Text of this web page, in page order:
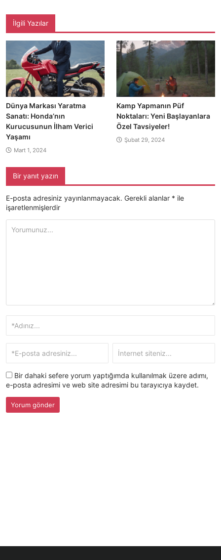
İlgili Yazılar
Dünya Markası Yaratma
Sanatı: Honda’nın
Kurucusunun İlham Verici
Yaşamı
Mart 1, 2024
Kamp Yapmanın Püf
Noktaları: Yeni Başlayanlara
Özel Tavsiyeler!
Şubat 29, 2024
Bir yanıt yazın
E-posta adresiniz yayınlanmayacak. Gerekli alanlar * ile
işaretlenmişlerdir
Bir dahaki sefere yorum yaptığımda kullanılmak üzere adımı,
e-posta adresimi ve web site adresimi bu tarayıcıya kaydet.